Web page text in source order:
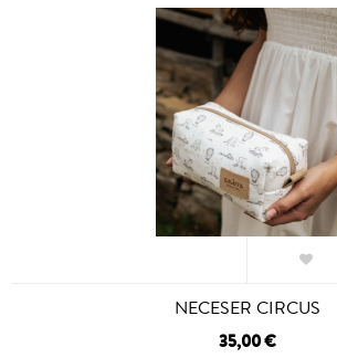
NECESER CIRCUS
35,00 €